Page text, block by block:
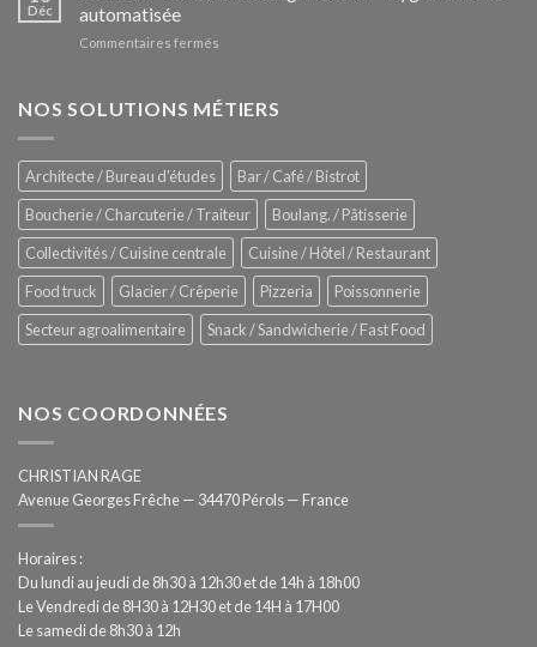
de
Déc
automatisée
Commentaires fermés
Zitrux
–
Hygiène
totale
automatisée
NOS SOLUTIONS MÉTIERS
Architecte / Bureau d'études
Bar / Café / Bistrot
Boucherie / Charcuterie / Traiteur
Boulang. / Pâtisserie
Collectivités / Cuisine centrale
Cuisine / Hôtel / Restaurant
Food truck
Glacier / Crêperie Pizzeria
Poissonnerie
Secteur agroalimentaire
Snack / Sandwicherie / Fast Food
NOS COORDONNÉES
CHRISTIAN RAGE
Avenue Georges Frêche — 34470 Pérols — France
Horaires :
Du lundi au jeudi de 8h30 à 12h30 et de 14h à 18h00
Le Vendredi de 8H30 à 12H30 et de 14H à 17H00
Le samedi de 8h30 à 12h